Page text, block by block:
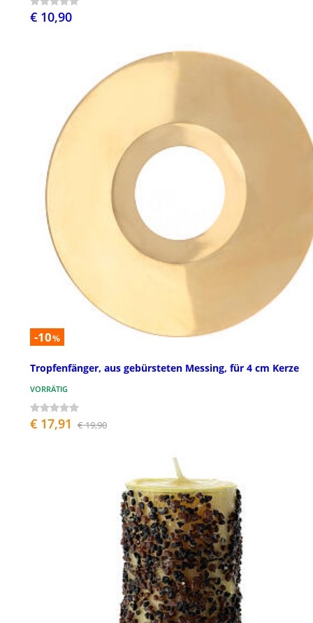
€ 10,90
-10%
Tropfenfänger, aus gebürsteten Messing, für 4 cm Kerze
VORRÄTIG
€ 17,91 € 19,90